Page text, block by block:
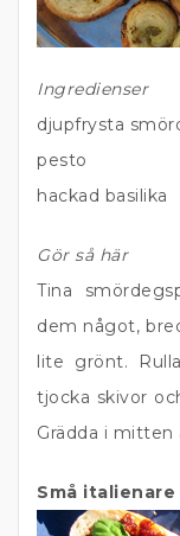
Ingredienser
djupfrysta
pesto
hackad basilika
Gör så här
Tina
dem något,
lite grönt.
tjocka skivor
Grädda i mitten
Små italienare